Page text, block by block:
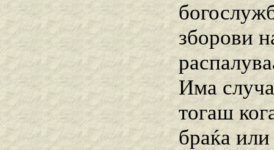
зборови
Има
тогаш
браќа